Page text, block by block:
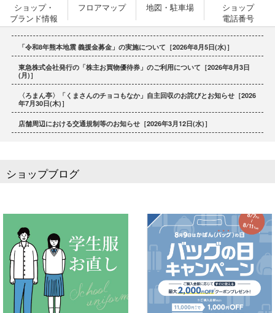
ショップ・
ブランド情報
フロアマップ 地図・駐車場
ショップ
電話番号
「令和8年熊本地震 義援金募金」の実施について［2026年8月5日(水)］
東急株式会社発行の「株主お買物優待券」のご利用について［2026年8月3日
(月)］
〈ろまん亭〉「くまさんのチョコもなか」自主回収のお詫びとお知らせ［2026
年7月30日(木)］
店舗周辺における交通規制等のお知らせ［2026年3月12日(水)］
ショップブログ